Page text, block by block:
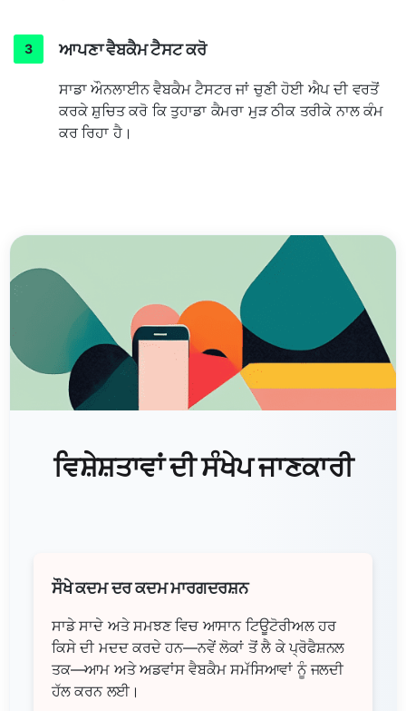
ਆਪਣਾ ਵੈਬਕੈਮ ਟੈਸਟ ਕਰੋ
ਸਾਡਾ ਔਨਲਾਈਨ ਵੈਬਕੈਮ ਟੈਸਟਰ ਜਾਂ ਚੁਣੀ ਹੋਈ ਐਪ ਦੀ ਵਰਤੋਂ
ਕਰਕੇ ਸ਼ੁਚਿਤ ਕਰੋ ਕਿ ਤੁਹਾਡਾ ਕੈਮਰਾ ਮੁੜ ਠੀਕ ਤਰੀਕੇ ਨਾਲ ਕੰਮ
ਕਰ ਰਿਹਾ ਹੈ।
ਵਿਸ਼ੇਸ਼ਤਾਵਾਂ ਦੀ ਸੰਖੇਪ ਜਾਣਕਾਰੀ
ਸੌਖੇ ਕਦਮ ਦਰ ਕਦਮ ਮਾਰਗਦਰਸ਼ਨ
ਸਾਡੇ ਸਾਦੇ ਅਤੇ ਸਮਝਣ ਵਿਚ ਆਸਾਨ ਟਿਊਟੋਰੀਅਲ ਹਰ
ਕਿਸੇ ਦੀ ਮਦਦ ਕਰਦੇ ਹਨ—ਨਵੇਂ ਲੋਕਾਂ ਤੋਂ ਲੈ ਕੇ ਪ੍ਰੋਫੈਸ਼ਨਲ
ਤਕ—ਆਮ ਅਤੇ ਅਡਵਾਂਸ ਵੈਬਕੈਮ ਸਮੱਸਿਆਵਾਂ ਨੂੰ ਜਲਦੀ
ਹੱਲ ਕਰਨ ਲਈ।